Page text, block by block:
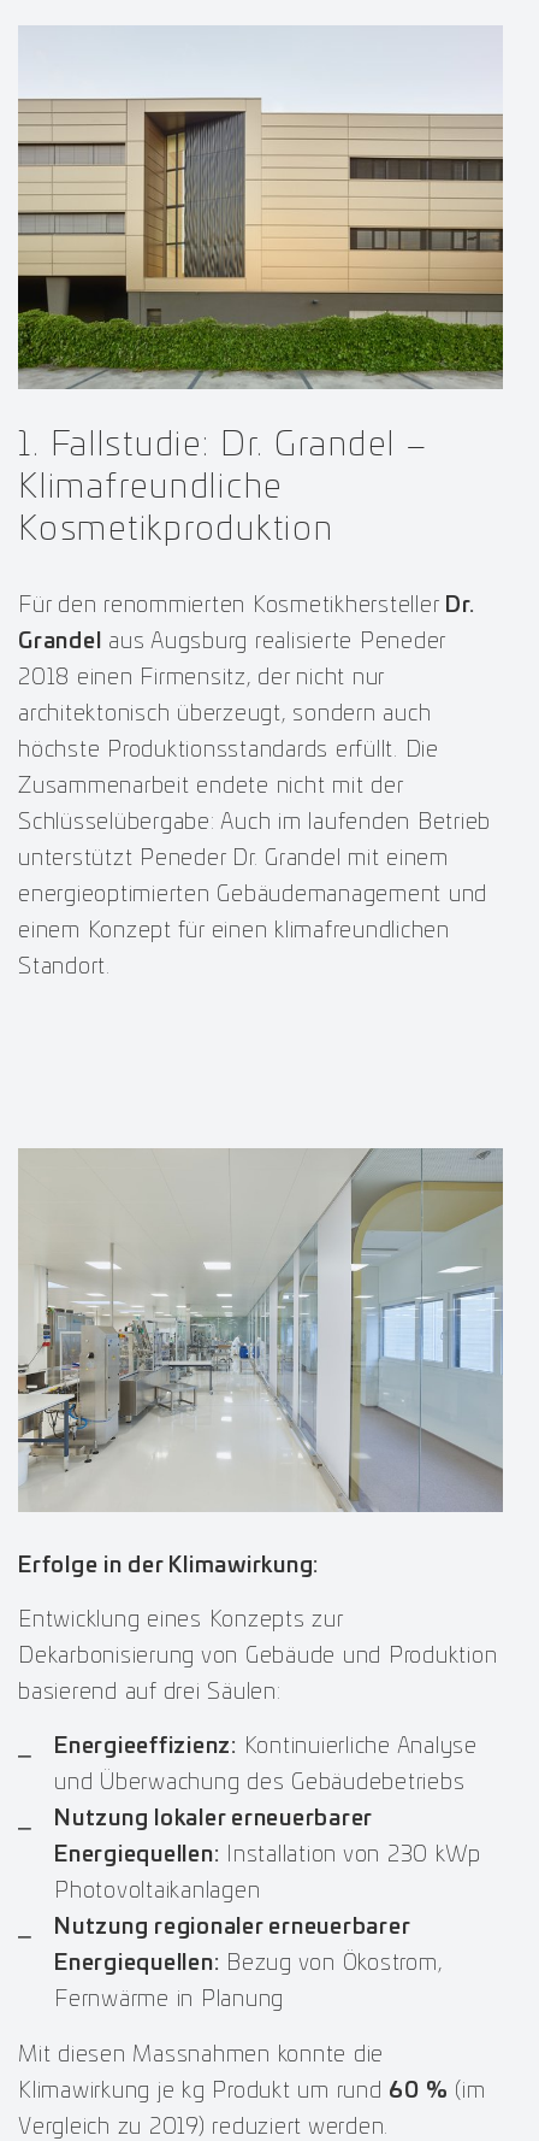
1. Fallstudie: Dr. Grandel –
Klimafreundliche
Kosmetikproduktion
Für den renommierten Kosmetikhersteller Dr.
Grandel
aus Augsburg realisierte Peneder
2018 einen Firmensitz, der nicht nur
architektonisch überzeugt, sondern auch
höchste Produktionsstandards erfüllt. Die
Zusammenarbeit endete nicht mit der
Schlüsselübergabe: Auch im laufenden Betrieb
unterstützt Peneder Dr. Grandel mit einem
energieoptimierten Gebäudemanagement und
einem Konzept für einen klimafreundlichen
Standort.
Erfolge in der Klimawirkung:
Entwicklung eines Konzepts zur
Dekarbonisierung von Gebäude und Produktion
basierend auf drei Säulen:
Energieeffizienz: Kontinuierliche Analyse
und Überwachung des Gebäudebetriebs
Nutzung lokaler erneuerbarer
Energiequellen: Installation von 230 kWp
Photovoltaikanlagen
Nutzung regionaler erneuerbarer
Energiequellen: Bezug von Ökostrom,
Fernwärme in Planung
Mit diesen Massnahmen konnte die
Klimawirkung je kg Produkt um rund 60 % (im
Vergleich zu 2019) reduziert werden.